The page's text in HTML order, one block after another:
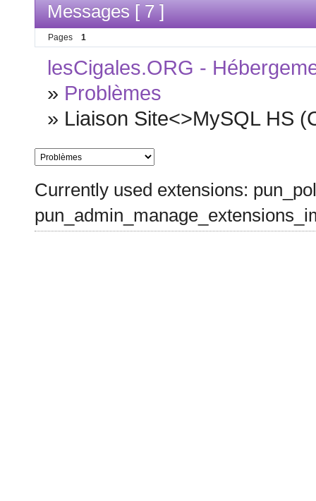
Messages [ 7 ]
Pages 1
lesCigales.ORG -
» Problèmes
» Liaison Site<>MySQL HS
Currently used extensions: